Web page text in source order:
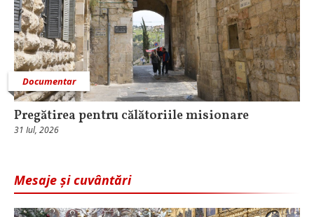
Documentar
Pregătirea pentru călătoriile misionare
31 Iul, 2026
Mesaje și cuvântări